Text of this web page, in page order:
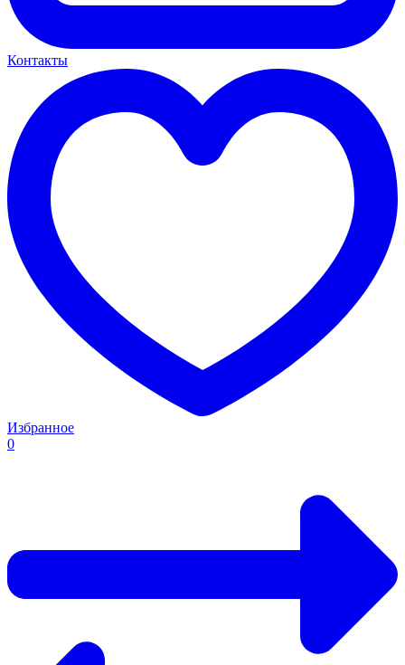
Контакты
Избранное
0